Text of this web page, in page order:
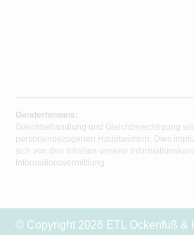
Genderhinweis:
Gleichbehandlung und Gleichberechtigung
personenbezogenen Hauptwörtern. Dies
sich von den Inhalten unserer
Informationsvermittlung.
© Copyright 2026 ETL Ockenfuß &